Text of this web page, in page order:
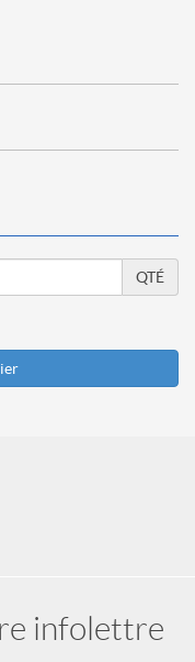
QTÉ
infolettre